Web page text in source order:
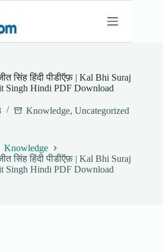
सिंह हिंदी पीडीऍफ़ | Kal Bhi Suraj
Singh Hindi PDF Download
Knowledge, Uncategorized
Knowledge
सिंह हिंदी पीडीऍफ़ | Kal Bhi Suraj
Singh Hindi PDF Download